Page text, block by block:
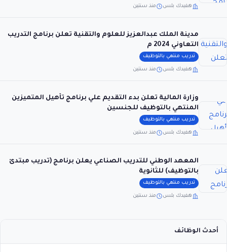
هفيدك بلس منذ سنتين
مدينة الملك عبدالعزيز للعلوم والتقنية تعلن برنامج التدريب
التعاوني 2024 م
تدريب منتهي بالتوظيف
هفيدك بلس منذ سنتين
وزارة المالية تعلن بدء التقديم علي برنامج تأهيل المتميزين
المنتهي بالتوظيف للجنسين
تدريب منتهي بالتوظيف
هفيدك بلس منذ سنتين
المعهد الوطني للتدريب الصناعي يعلن برنامج (تدريب مبتدئ
بالتوظيف) للثانوية
تدريب منتهي بالتوظيف
هفيدك بلس منذ سنتين
أحدث الوظائف